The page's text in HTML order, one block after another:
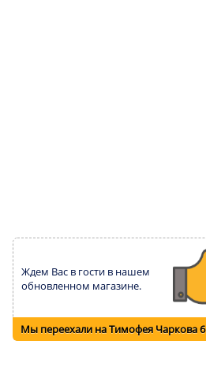
Ждем Вас в гости в нашем
обновленном магазине.
Мы переехали на Тимофея Чаркова 6